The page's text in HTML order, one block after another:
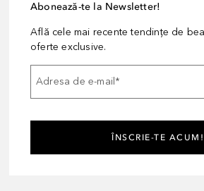
Abonează-te la Newsletter!
Află cele mai recente tendințe de
oferte exclusive.
Adresa de e-mail*
ÎNSCRIE-TE ACUM!